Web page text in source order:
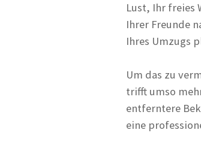
Lust, Ihr freies
Ihrer Freunde
Ihres Umzugs
Um das zu
trifft umso
entferntere
eine